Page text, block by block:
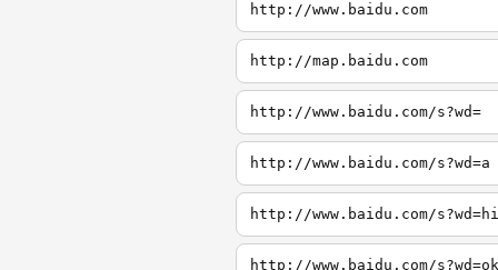
http://www.baidu.com
http://map.baidu.com
http://www.baidu.com/s?wd=
http://www.baidu.com/s?wd=a
http://www.baidu.com/s?wd=hi
http://www.baidu.com/s?wd=ok